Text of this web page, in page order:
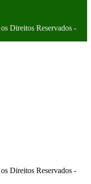
Direitos Reservados -
Direitos Reservados -